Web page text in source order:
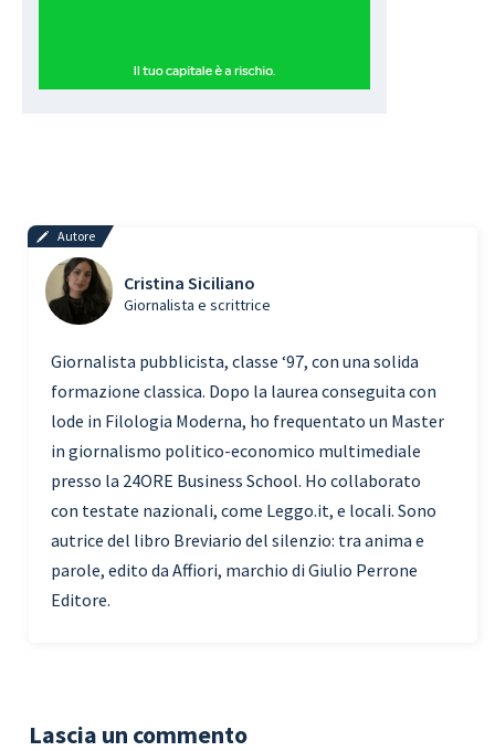
Autore
Cristina Siciliano
Giornalista e scrittrice
Giornalista pubblicista, classe ‘97, con una solida
formazione classica. Dopo la laurea conseguita con
lode in Filologia Moderna, ho frequentato un Master
in giornalismo politico-economico multimediale
presso la 24ORE Business School. Ho collaborato
con testate nazionali, come Leggo.it, e locali. Sono
autrice del libro Breviario del silenzio: tra anima e
parole, edito da Affiori, marchio di Giulio Perrone
Editore.
Lascia un commento